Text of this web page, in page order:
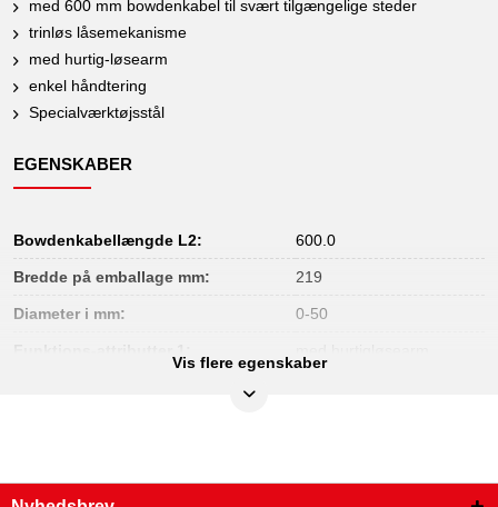
med 600 mm bowdenkabel til svært tilgængelige steder
trinløs låsemekanisme
med hurtig-løsearm
enkel håndtering
Specialværktøjsstål
EGENSKABER
Bowdenkabellængde L2: 600.0
Bredde på emballage mm: 219
Diameter i mm: 0-50
Materiale1:
Vis flere egenskaber